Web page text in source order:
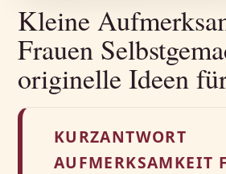
Kleine
Frauen
originelle Ideen
KURZANTWORT
AUFMERKSAMKEIT